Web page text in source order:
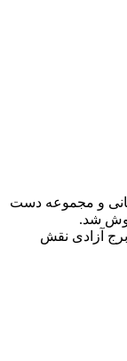
و مجموعه دست
آزادی نقش